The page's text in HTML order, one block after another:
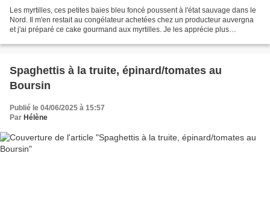
Les myrtilles, ces petites baies bleu foncé poussent à l'état sauvage dans le
Nord. Il m'en restait au congélateur achetées chez un producteur auvergna
et j'ai préparé ce cake gourmand aux myrtilles. Je les apprécie plus
Spaghettis à la truite, épinard/tomates au
Boursin
Publié le 04/06/2025 à 15:57
Par Hélène